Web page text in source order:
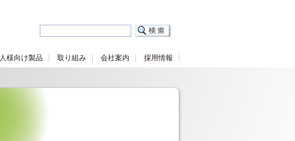
様向け製品 取り組み 会社案内 採用情報